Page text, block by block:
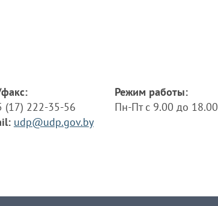
(17) 222-35-56
udp@udp.gov.by
Режим работы:
Пн-Пт с 9.00 до 18.00